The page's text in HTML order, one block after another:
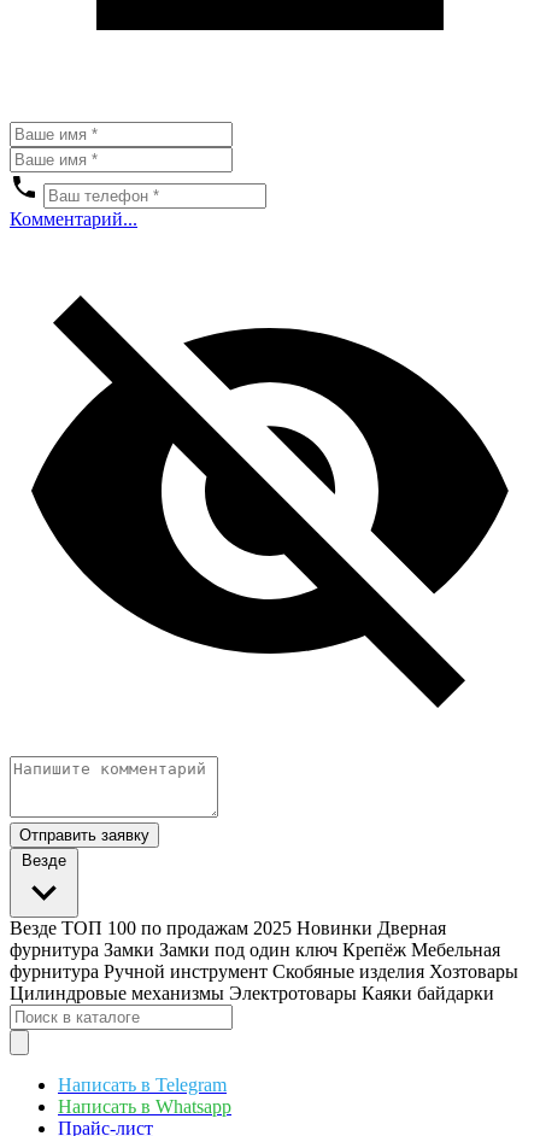
Комментарий...
Отправить заявку
Везде
Везде ТОП 100 по продажам 2025 Новинки Дверная
фурнитура Замки Замки под один ключ Крепёж Мебельная
фурнитура Ручной инструмент Скобяные изделия Хозтовары
Цилиндровые механизмы Электротовары Каяки байдарки
Написать в Telegram
Написать в Whatsapp
Прайс-лист